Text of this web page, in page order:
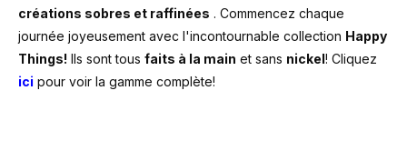
créations sobres et raffinées . Commencez chaque
journée joyeusement avec l'incontournable collection Happy
Things! Ils sont tous faits à la main et sans nickel! Cliquez
ici pour voir la gamme complète!